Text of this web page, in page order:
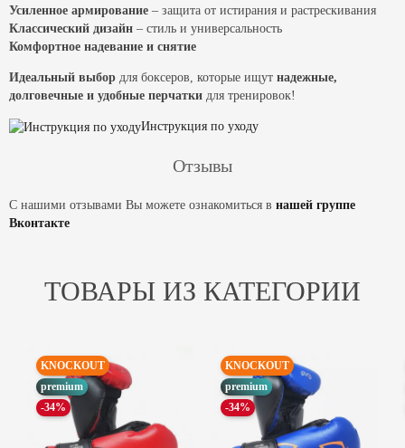
Усиленное армирование – защита от истирания и растрескивания
Классический дизайн – стиль и универсальность
Комфортное надевание и снятие
Идеальный выбор для боксеров, которые ищут надежные,
долговечные и удобные перчатки для тренировок!
Инструкция по уходу
Отзывы
С нашими отзывами Вы можете ознакомиться в нашей группе
Вконтакте
ТОВАРЫ ИЗ КАТЕГОРИИ
KNOCKOUT
premium
-34%
KNOCKOUT
premium
-34%